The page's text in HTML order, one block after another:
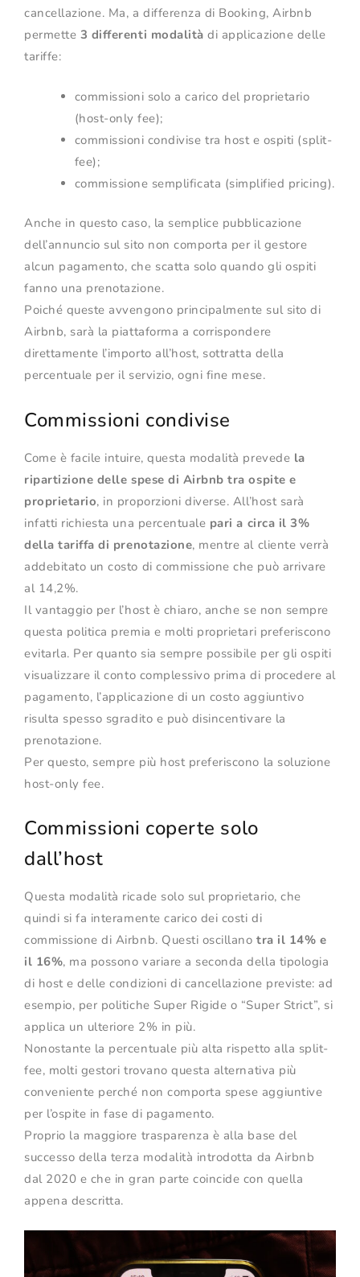
cancellazione. Ma, a differenza di Booking, Airbnb
permette 3 differenti modalità di applicazione delle
tariffe:
commissioni solo a carico del proprietario
(host-only fee);
commissioni condivise tra host e ospiti (split-
fee);
commissione semplificata (simplified pricing).
Anche in questo caso, la semplice pubblicazione
dell’annuncio sul sito non comporta per il gestore
alcun pagamento, che scatta solo quando gli ospiti
fanno una prenotazione.
Poiché queste avvengono principalmente sul sito di
Airbnb, sarà la piattaforma a corrispondere
direttamente l’importo all’host, sottratta della
percentuale per il servizio, ogni fine mese.
Commissioni condivise
Come è facile intuire, questa modalità prevede la
ripartizione delle spese di Airbnb tra ospite e
proprietario, in proporzioni diverse. All’host sarà
infatti richiesta una percentuale pari a circa il 3%
della tariffa di prenotazione, mentre al cliente verrà
addebitato un costo di commissione che può arrivare
al 14,2%.
Il vantaggio per l’host è chiaro, anche se non sempre
questa politica premia e molti proprietari preferiscono
evitarla. Per quanto sia sempre possibile per gli ospiti
visualizzare il conto complessivo prima di procedere al
pagamento, l’applicazione di un costo aggiuntivo
risulta spesso sgradito e può disincentivare la
prenotazione.
Per questo, sempre più host preferiscono la soluzione
host-only fee.
Commissioni coperte solo
dall’host
Questa modalità ricade solo sul proprietario, che
quindi si fa interamente carico dei costi di
commissione di Airbnb. Questi oscillano tra il 14% e
il 16%, ma possono variare a seconda della tipologia
di host e delle condizioni di cancellazione previste: ad
esempio, per politiche Super Rigide o “Super Strict”, si
applica un ulteriore 2% in più.
Nonostante la percentuale più alta rispetto alla split-
fee, molti gestori trovano questa alternativa più
conveniente perché non comporta spese aggiuntive
per l’ospite in fase di pagamento.
Proprio la maggiore trasparenza è alla base del
successo della terza modalità introdotta da Airbnb
dal 2020 e che in gran parte coincide con quella
appena descritta.